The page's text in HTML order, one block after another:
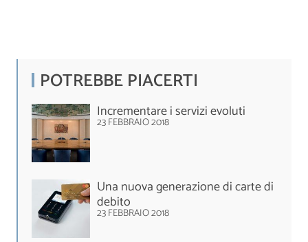
POTREBBE PIACERTI
Incrementare i servizi evoluti
23 FEBBRAIO 2018
Una nuova generazione di carte di
debito
23 FEBBRAIO 2018